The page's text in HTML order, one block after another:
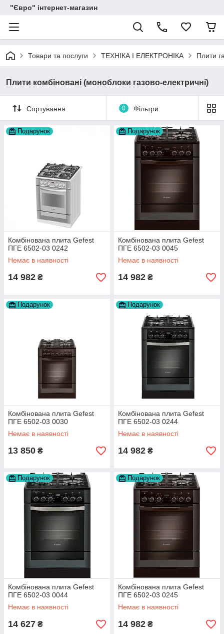
"Євро" інтернет-магазин
Товари та послуги ТЕХНІКА І ЕЛЕКТРОНІКА Плити
Плити комбіновані (моноблоки газово-електричні)
Сортування 0 Фільтри
Подарунок
Комбінована плита Gefest
ПГЕ 6502-03 0242
Немає в наявності
14 982 ₴
Подарунок
Комбінована плита Gefest
ПГЕ 6502-03 0045
Немає в наявності
14 982 ₴
Подарунок
Комбінована плита Gefest
ПГЕ 6502-03 0030
Немає в наявності
13 850 ₴
Подарунок
Комбінована плита Gefest
ПГЕ 6502-03 0244
Немає в наявності
14 982 ₴
Подарунок
Комбінована плита Gefest
ПГЕ 6502-03 0044
Немає в наявності
14 627 ₴
Подарунок
Комбінована плита Gefest
ПГЕ 6502-03 0245
Немає в наявності
14 982 ₴